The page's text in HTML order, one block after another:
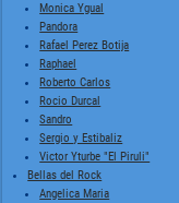
Monica Ygual
Pandora
Rafael Perez Botija
Raphael
Roberto Carlos
Rocio Durcal
Sandro
Sergio y Estibaliz
Victor Yturbe "El Piruli"
Bellas del Rock
Angelica Maria